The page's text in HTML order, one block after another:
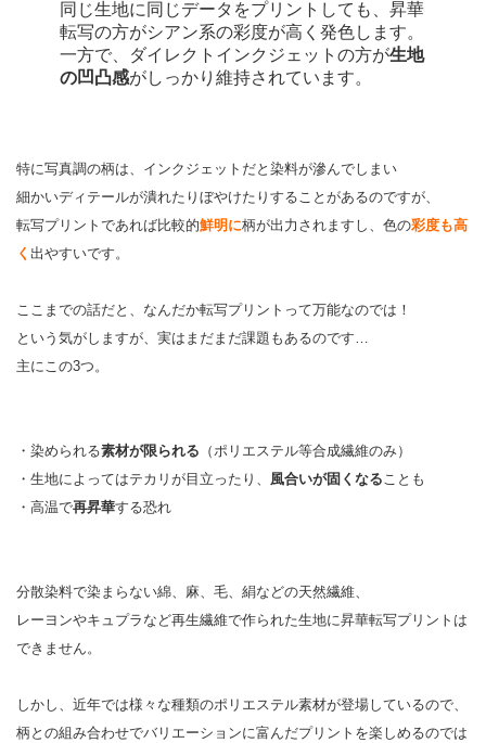
同じ生地に同じデータをプリントしても、昇華
転写の方がシアン系の彩度が高く発色します。
一方で、ダイレクトインクジェットの方が生地
の凹凸感がしっかり維持されています。
特に写真調の柄は、インクジェットだと染料が滲んでしまい
細かいディテールが潰れたりぼやけたりすることがあるのですが、
転写プリントであれば比較的鮮明に柄が出力されますし、色の彩度も高
く 出やすいです。
ここまでの話だと、なんだか転写プリントって万能なのでは！
という気がしますが、実はまだまだ課題もあるのです…
主にこの3つ。
・染められる素材が限られる （ポリエステル等合成繊維のみ）
・生地によってはテカリが目立ったり、 風合いが固くなることも
・高温で再昇華する恐れ
分散染料で染まらない綿、麻、毛、絹などの天然繊維、
レーヨンやキュプラなど再生繊維で作られた生地に昇華転写プリントは
できません。
しかし、近年では様々な種類のポリエステル素材が登場しているので、
柄との組み合わせでバリエーションに富んだプリントを楽しめるのでは